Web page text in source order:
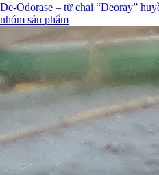
De-Odorase – từ chai “Deoray”
nhóm sản phẩm